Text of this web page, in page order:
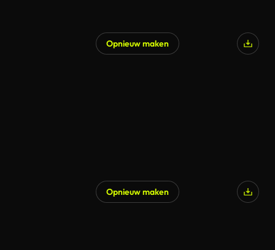
Opnieuw maken
Opnieuw maken